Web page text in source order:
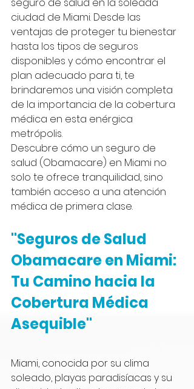
ciudad de Miami. Desde las
ventajas de proteger tu bienestar
hasta los tipos de seguros
disponibles y cómo encontrar el
plan adecuado para ti, te
brindaremos una visión completa
de la importancia de la cobertura
médica en esta enérgica
metrópolis.
Descubre cómo un seguro de
salud (Obamacare) en Miami no
solo te ofrece tranquilidad, sino
también acceso a una atención
médica de primera clase.
"Seguros de Salud
Obamacare en Miami:
Tu Camino hacia la
Cobertura Médica
Asequible"
Miami, conocida por su clima
soleado, playas paradisíacas y su